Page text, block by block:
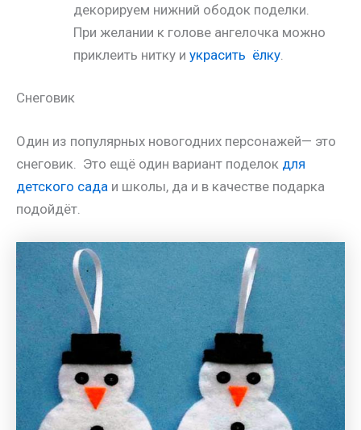
декорируем нижний ободок поделки.
При желании к голове ангелочка можно
приклеить нитку и украсить ёлку
Снеговик
Один из популярных новогодних персонажей— это
снеговик. Это ещё один вариант поделок для
детского сада и школы, да и в качестве подарка
подойдёт.